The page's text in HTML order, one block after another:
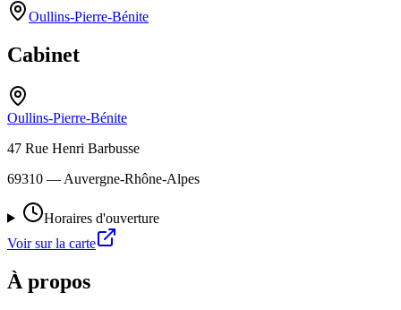
Oullins-Pierre-Bénite
Cabinet
Oullins-Pierre-Bénite
47 Rue Henri Barbusse
69310 — Auvergne-Rhône-Alpes
Horaires d'ouverture
Voir sur la carte
À propos